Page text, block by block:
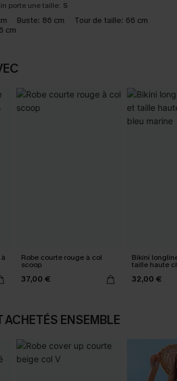
porte une taille: S
Buste: 86 cm Tour de taille: 66 cm
cm
Robe courte rouge à col
scoop
37,00 €
Bikini
taille haute
32,00 €
ACHETÉS ENSEMBLE